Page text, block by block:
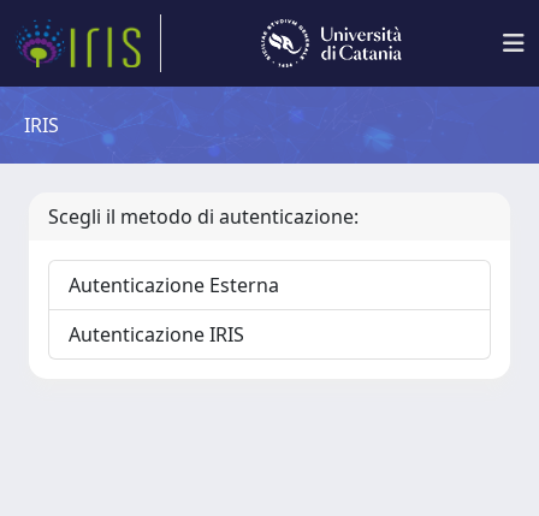
IRIS
Scegli il metodo di autenticazione:
Autenticazione Esterna
Autenticazione IRIS